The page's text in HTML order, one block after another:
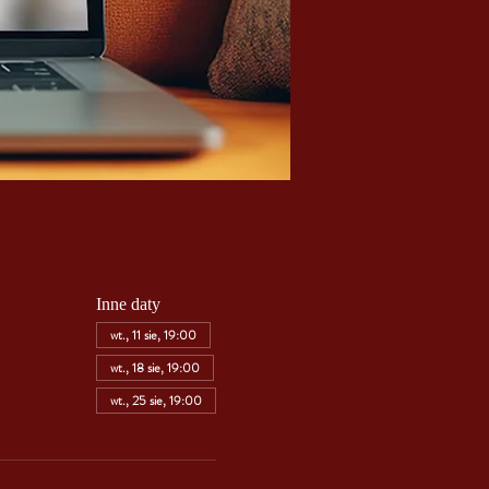
Inne daty
wt., 11 sie, 19:00
wt., 18 sie, 19:00
wt., 25 sie, 19:00